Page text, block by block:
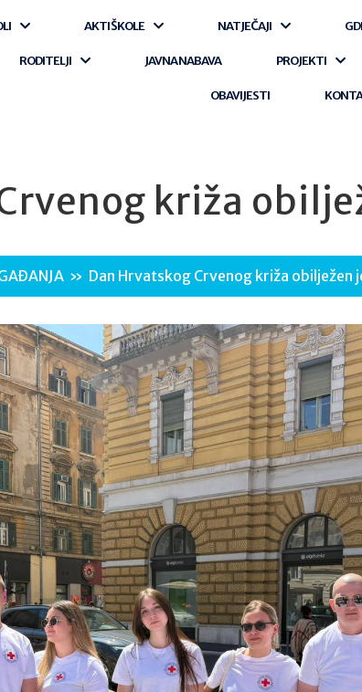
AKTI ŠKOLE NATJEČAJI
RODITELJI JAVNA NABAVA PROJEKTI
OBAVIJESTI
križa
» Dan Hrvatskog Crvenog križa obilježen